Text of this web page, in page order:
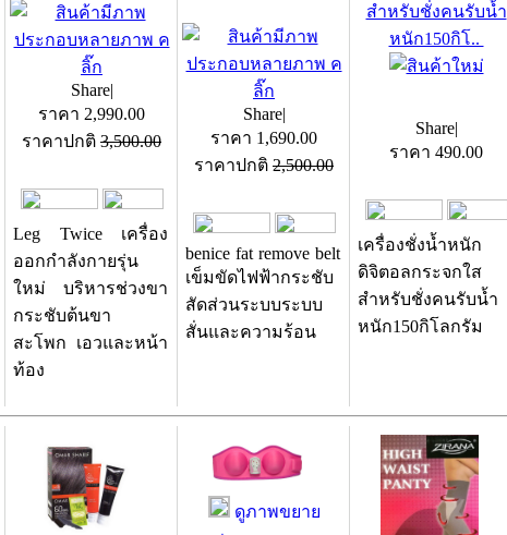
Share|
ราคา 2,990.00
ราคาปกติ 3,500.00
Leg Twice เครื่อง
ออกกำลังกายรุ่น
ใหม่ บริหารช่วงขา
กระชับต้นขา
สะโพก เอวและหน้า
ท้อง
Share|
ราคา 1,690.00
ราคาปกติ 2,500.00
benice fat remove belt
เข็มขัดไฟฟ้ากระชับ
สัดส่วนระบบระบบ
สั่นและความร้อน
สำหรับชั่งคนรับน้ำ
หนัก150กิโ..
Share|
ราคา 490.00
เครื่องชั่งน้ำหนัก
ดิจิตอลกระจกใส
สำหรับชั่งคนรับน้ำ
หนัก150กิโลกรัม
ดูภาพขยาย